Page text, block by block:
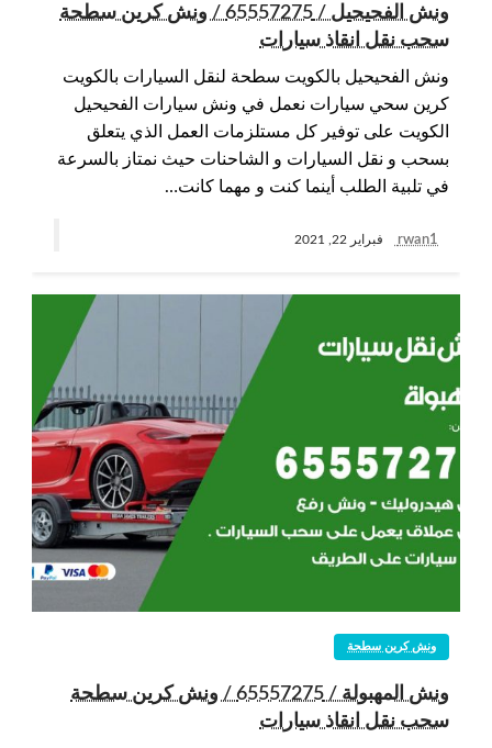
ونش الفحيحيل / 65557275 / ونش كرين سطحة
سحب نقل انقاذ سيارات
ونش الفحيحيل بالكويت سطحة لنقل السيارات بالكويت
كرين سحي سيارات نعمل في ونش سيارات الفحيحيل
الكويت على توفير كل مستلزمات العمل الذي يتعلق
بسحب و نقل السيارات و الشاحنات حيث نمتاز بالسرعة
في تلبية الطلب أينما كنت و مهما كانت…
rwan1 فبراير 22, 2021
ونش كرين سطحة
ونش المهبولة / 65557275 / ونش كرين سطحة
سحب نقل انقاذ سيارات